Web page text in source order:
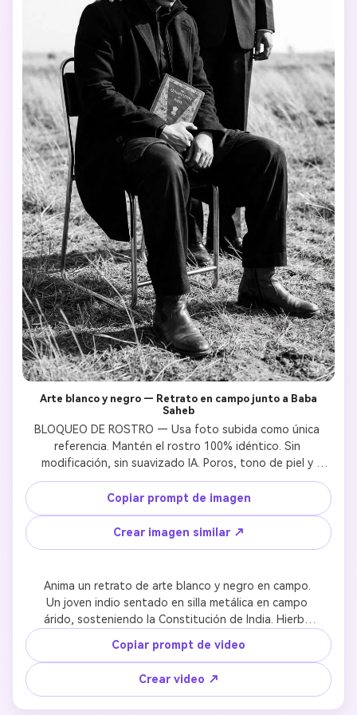
Arte blanco y negro — Retrato en campo junto a Baba
Saheb
BLOQUEO DE ROSTRO — Usa foto subida como única
referencia. Mantén el rostro 100% idéntico. Sin
modificación, sin suavizado IA. Poros, tono de piel y
estructura facial naturales preservados.DR. BABASAHEB
AMBEDKAR — Históricamente exacto: gafas redondas,
cabello prolijamente peinado, traje negro formal,
expresión calmada y digna.ESCENA: Retrato
cinematográfico monocromático blanco y negro en campo
metálica minimalista, piernas cruzadas, vestido
completamente de negro — abrigo largo, pantalón
ancho, zapatos de cuero. Lentes aviador oscuros.
Sostiene el libro de la Constitución de la India, cabeza
ligeramente inclinada en contemplación. Detrás, Dr.
Babasaheb Ambedkar está de pie en traje negro formal,
figura protectora, mano gentil sobre el hombro del
hombre sentado. Terreno abierto de hierba silvestre
Copiar prompt de imagen
Crear imagen similar ↗
Anima un retrato de arte blanco y negro en campo.
Un joven indio sentado en silla metálica en campo
árido, sosteniendo la Constitución de India. Hierba
eleva lentamente la cabeza desde la pose
hacia arriba con resolución tranquila. Detrás, la figura
Copiar prompt de video
Crear video ↗